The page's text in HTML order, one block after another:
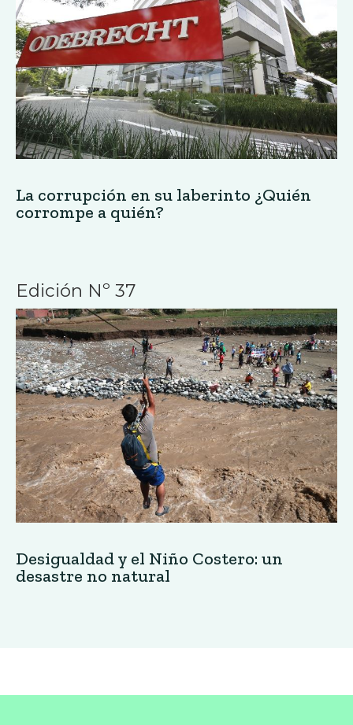
La corrupción en su laberinto ¿Quién
corrompe a quién?
Edición Nº 37
Desigualdad y el Niño Costero: un
desastre no natural